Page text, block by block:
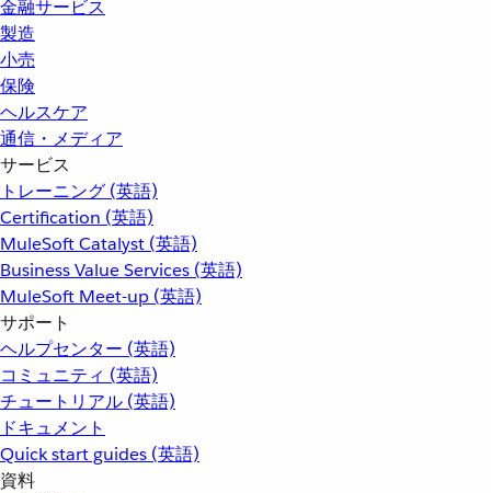
金融サービス
製造
小売
保険
ヘルスケア
通信・メディア
サービス
トレーニング (英語)
Certification (英語)
MuleSoft Catalyst (英語)
Business Value Services (英語)
MuleSoft Meet-up (英語)
サポート
ヘルプセンター (英語)
コミュニティ (英語)
チュートリアル (英語)
ドキュメント
Quick start guides (英語)
資料